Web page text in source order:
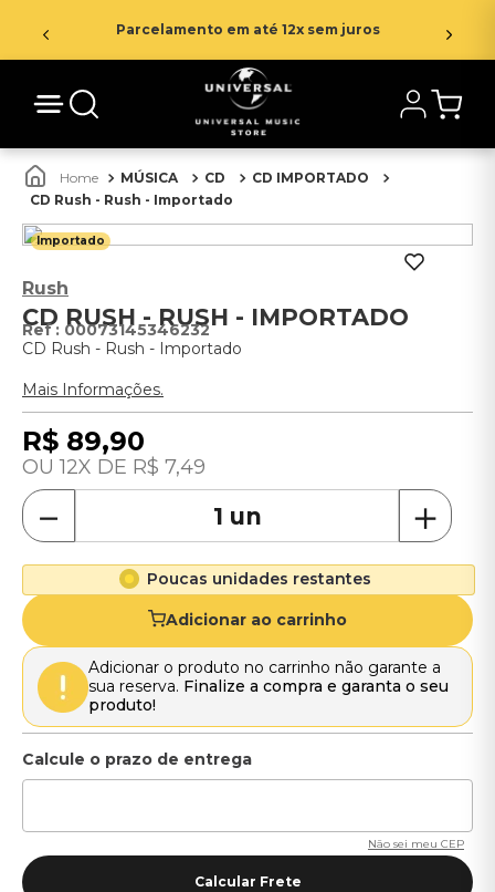
Parcelamento em até 12x sem juros
MÚSICA CD
CD IMPORTADO
CD Rush - Rush - Importado
Importado
Rush
CD RUSH - RUSH - IMPORTADO
: 00073145346232
CD Rush - Rush - Importado
Mais Informações.
R$ 89,90
12 R$ 7,49
＋
－
Poucas unidades restantes
Adicionar ao carrinho
Adicionar o produto no carrinho não garante a
sua reserva. Finalize a compra e garanta o seu
produto!
Não sei meu CEP